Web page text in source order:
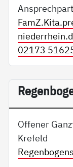
02173
Offener
Krefeld